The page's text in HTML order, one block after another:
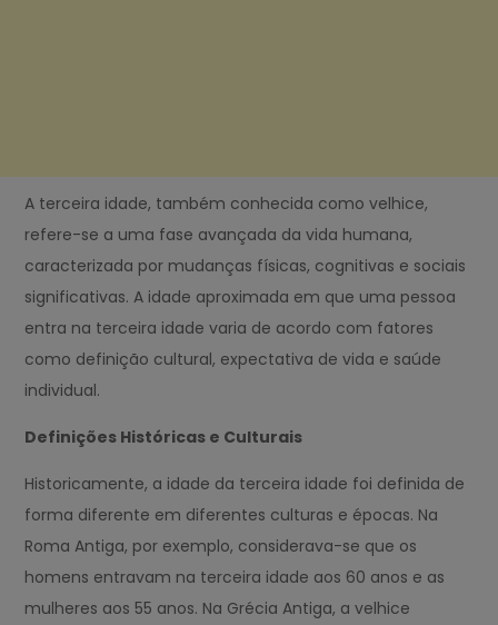
A terceira idade, também conhecida como velhice,
refere-se a uma fase avançada da vida humana,
caracterizada por mudanças físicas, cognitivas e sociais
significativas. A idade aproximada em que uma pessoa
entra na terceira idade varia de acordo com fatores
como definição cultural, expectativa de vida e saúde
individual.
Definições Históricas e Culturais
Historicamente, a idade da terceira idade foi definida de
forma diferente em diferentes culturas e épocas. Na
Roma Antiga, por exemplo, considerava-se que os
homens entravam na terceira idade aos 60 anos e as
mulheres aos 55 anos. Na Grécia Antiga, a velhice